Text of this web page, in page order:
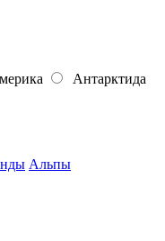
Антарктида
Альпы